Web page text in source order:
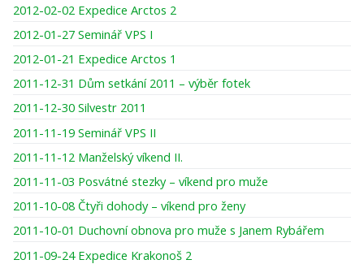
2012-02-02 Expedice Arctos 2
2012-01-27 Seminář VPS I
2012-01-21 Expedice Arctos 1
2011-12-31 Dům setkání 2011 – výběr fotek
2011-12-30 Silvestr 2011
2011-11-19 Seminář VPS II
2011-11-12 Manželský víkend II.
2011-11-03 Posvátné stezky – víkend pro muže
2011-10-08 Čtyři dohody – víkend pro ženy
2011-10-01 Duchovní obnova pro muže s Janem Rybářem
2011-09-24 Expedice Krakonoš 2